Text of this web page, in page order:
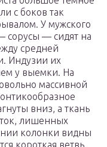
с боков так
У мужского
сорусы — сидят на
средней
Индузии их
у выемки. На
массивной
вниз, а ткань
лишенных
колонки видны
короткая ветвь